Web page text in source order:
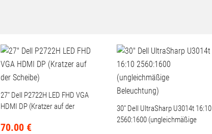
27" Dell P2722H LED FHD VGA
HDMI DP (Kratzer auf der
70.00 €
30" Dell UltraSharp U3014t 16:10
2560:1600 (ungleichmäßige